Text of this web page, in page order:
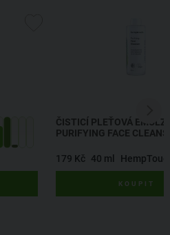
ČISTICÍ PLEŤOVÁ
PURIFYING FACE
179 Kč 40 ml
KOUPIT